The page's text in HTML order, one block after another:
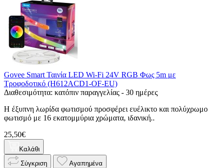
Govee Smart Ταινία LED Wi-Fi 24V RGB Φως 5m με
Τροφοδοτικό (H612ACD1-OF-EU)
Διαθεσιμότητα: κατόπιν παραγγελίας - 30 ημέρες
Η έξυπνη λωρίδα φωτισμού προσφέρει ευέλικτο και πολύχρωμο
φωτισμό με 16 εκατομμύρια χρώματα, ιδανική..
25,50€
Καλάθι
Σύγκριση
Αγαπημένα